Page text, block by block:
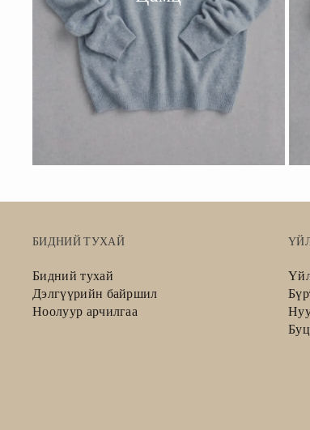
БИДНИЙ ТУХАЙ
Бидний тухай
Дэлгүүрийн байршил
Ноолуур арчилгаа